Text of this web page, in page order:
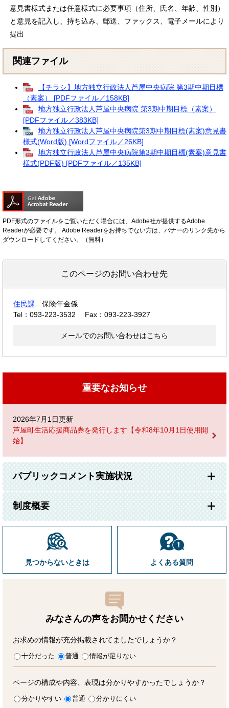
意見書様式または任意様式に必要事項（住所、氏名、年齢、性別）
と意見を記入し、持ち込み、郵送、ファックス、電子メールにより
提出
関連ファイル
【チラシ】地方独立行政法人芦屋中央病院 第3期中期目標
（素案） [PDFファイル／158KB]
地方独立行政法人芦屋中央病院 第3期中期目標（素案）
[PDFファイル／383KB]
地方独立行政法人芦屋中央病院第3期中期目標(素案)意見書
様式(Word版) [Wordファイル／26KB]
地方独立行政法人芦屋中央病院第3期中期目標(素案)意見書
様式(PDF版) [PDFファイル／135KB]
PDF形式のファイルをご覧いただく場合には、Adobe社が提供するAdobe
Readerが必要です。
Adobe Readerをお持ちでない方は、バナーのリンク先から
ダウンロードしてください。（無料）
このページのお問い合わせ先
住民課
保険年金係
Tel：093-223-3532
Fax：093-223-3927
メールでのお問い合わせはこちら
重要なお知らせ
2026年7月1日更新
芦屋町生活応援商品券を発行します【令和8年10月1日使用開
始】
パブリックコメント実施状況
制度概要
見つからないときは よくある質問
みなさんの声をお聞かせ ください
お求めの情報が充分掲載されてましたでしょうか？
十分だった 普通 情報が足りない
ページの構成や内容、表現は分かりやすかったでしょうか？
分かりやすい 普通 分かりにくい